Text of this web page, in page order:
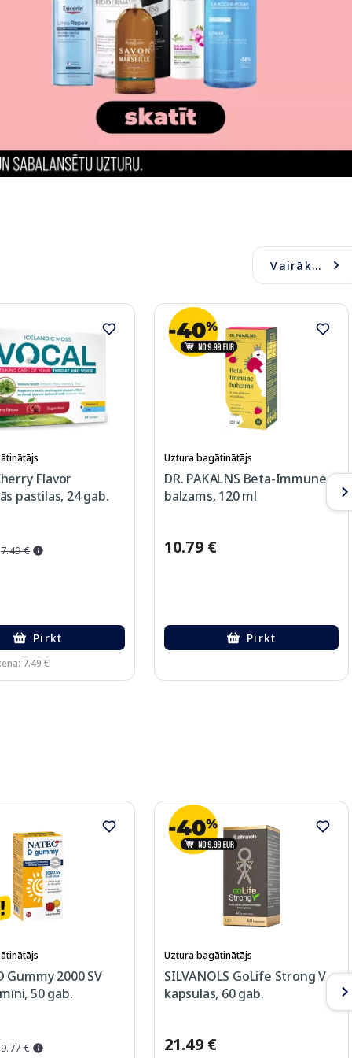
Vairāk...
Flavor
pastilas, 24 gab.
7.49 €
Pirkt
7.49 €
Uztura bagātinātājs
DR. PAKALNS Beta-Immune
balzams, 120 ml
10.79 €
Pirkt
Gummy 2000 SV
50 gab.
9.77 €
Uztura bagātinātājs
SILVANOLS GoLife Strong V
kapsulas, 60 gab.
21.49 €